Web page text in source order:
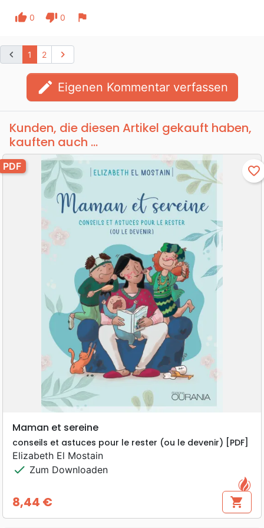
thumb_up 0 thumb_down 0 flag
chevron_left 1 2 chevron_right
edit Eigenen Kommentar verfassen
Kunden, die diesen Artikel gekauft haben,
kauften auch ...
PDF favorite_border
Maman et sereine
conseils et astuces pour le rester (ou le devenir) [PDF]
Elizabeth El Mostain
check Zum Downloaden
Preis
8,44 € shopping_cart